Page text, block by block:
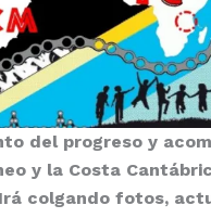
del progreso y
y la Costa
colgando fotos,